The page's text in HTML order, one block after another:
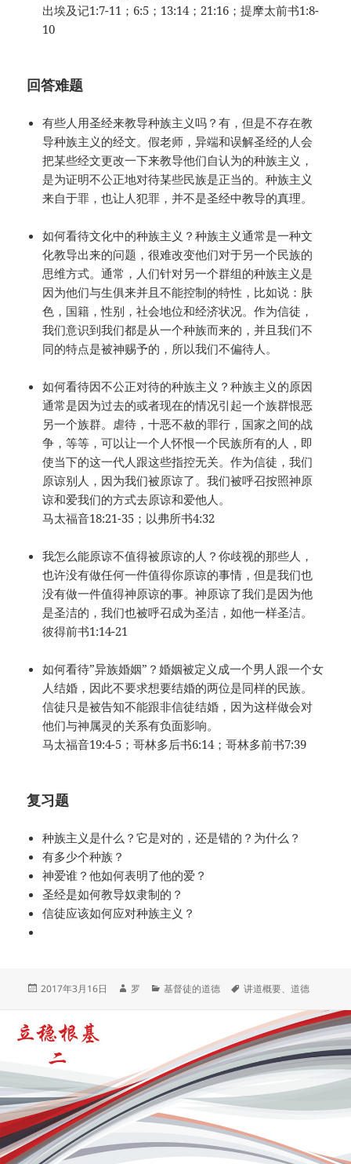
出埃及记1:7-11；6:5；13:14；21:16；提摩太前书1:8-
10
回答难题
有些人用圣经来教导种族主义吗？有，但是不存在教
导种族主义的经文。假老师，异端和误解圣经的人会
把某些经文更改一下来教导他们自认为的种族主义，
是为证明不公正地对待某些民族是正当的。种族主义
来自于罪，也让人犯罪，并不是圣经中教导的真理。
如何看待文化中的种族主义？种族主义通常是一种文
化教导出来的问题，很难改变他们对于另一个民族的
思维方式。通常，人们针对另一个群组的种族主义是
因为他们与生俱来并且不能控制的特性，比如说：肤
色，国籍，性别，社会地位和经济状况。作为信徒，
我们意识到我们都是从一个种族而来的，并且我们不
同的特点是被神赐予的，所以我们不偏待人。
如何看待因不公正对待的种族主义？种族主义的原因
通常是因为过去的或者现在的情况引起一个族群恨恶
另一个族群。虐待，十恶不赦的罪行，国家之间的战
争，等等，可以让一个人怀恨一个民族所有的人，即
使当下的这一代人跟这些指控无关。作为信徒，我们
原谅别人，因为我们被原谅了。我们被呼召按照神原
谅和爱我们的方式去原谅和爱他人。
马太福音18:21-35；以弗所书4:32
我怎么能原谅不值得被原谅的人？你歧视的那些人，
也许没有做任何一件值得你原谅的事情，但是我们也
没有做一件值得神原谅的事。神原谅了我们是因为他
是圣洁的，我们也被呼召成为圣洁，如他一样圣洁。
彼得前书1:14-21
如何看待”异族婚姻”？婚姻被定义成一个男人跟一个女
人结婚，因此不要求想要结婚的两位是同样的民族。
信徒只是被告知不能跟非信徒结婚，因为这样做会对
他们与神属灵的关系有负面影响。
马太福音19:4-5；哥林多后书6:14；哥林多前书7:39
复习题
种族主义是什么？它是对的，还是错的？为什么？
有多少个种族？
神爱谁？他如何表明了他的爱？
圣经是如何教导奴隶制的？
信徒应该如何应对种族主义？
发
2017年3月16日
作
罗
分
基督徒的道德
标
讲道概要、道德